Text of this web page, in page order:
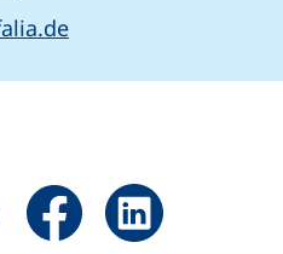
(öffnet Ihr E-Mail-
Seite über Facebook
Seite über